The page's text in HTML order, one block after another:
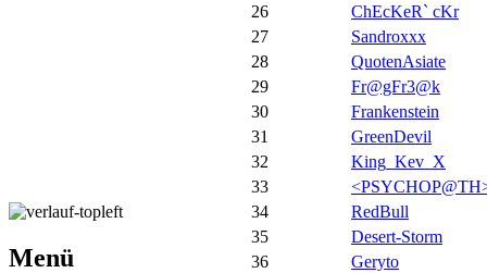
Menü
26
ChEcKeR` cKr
27
Sandroxxx
28
QuotenAsiate
29
Fr@gFr3@k
30
Frankenstein
31
GreenDevil
32
King_Kev_X
33
34
RedBull
35
Desert-Storm
36
Geryto